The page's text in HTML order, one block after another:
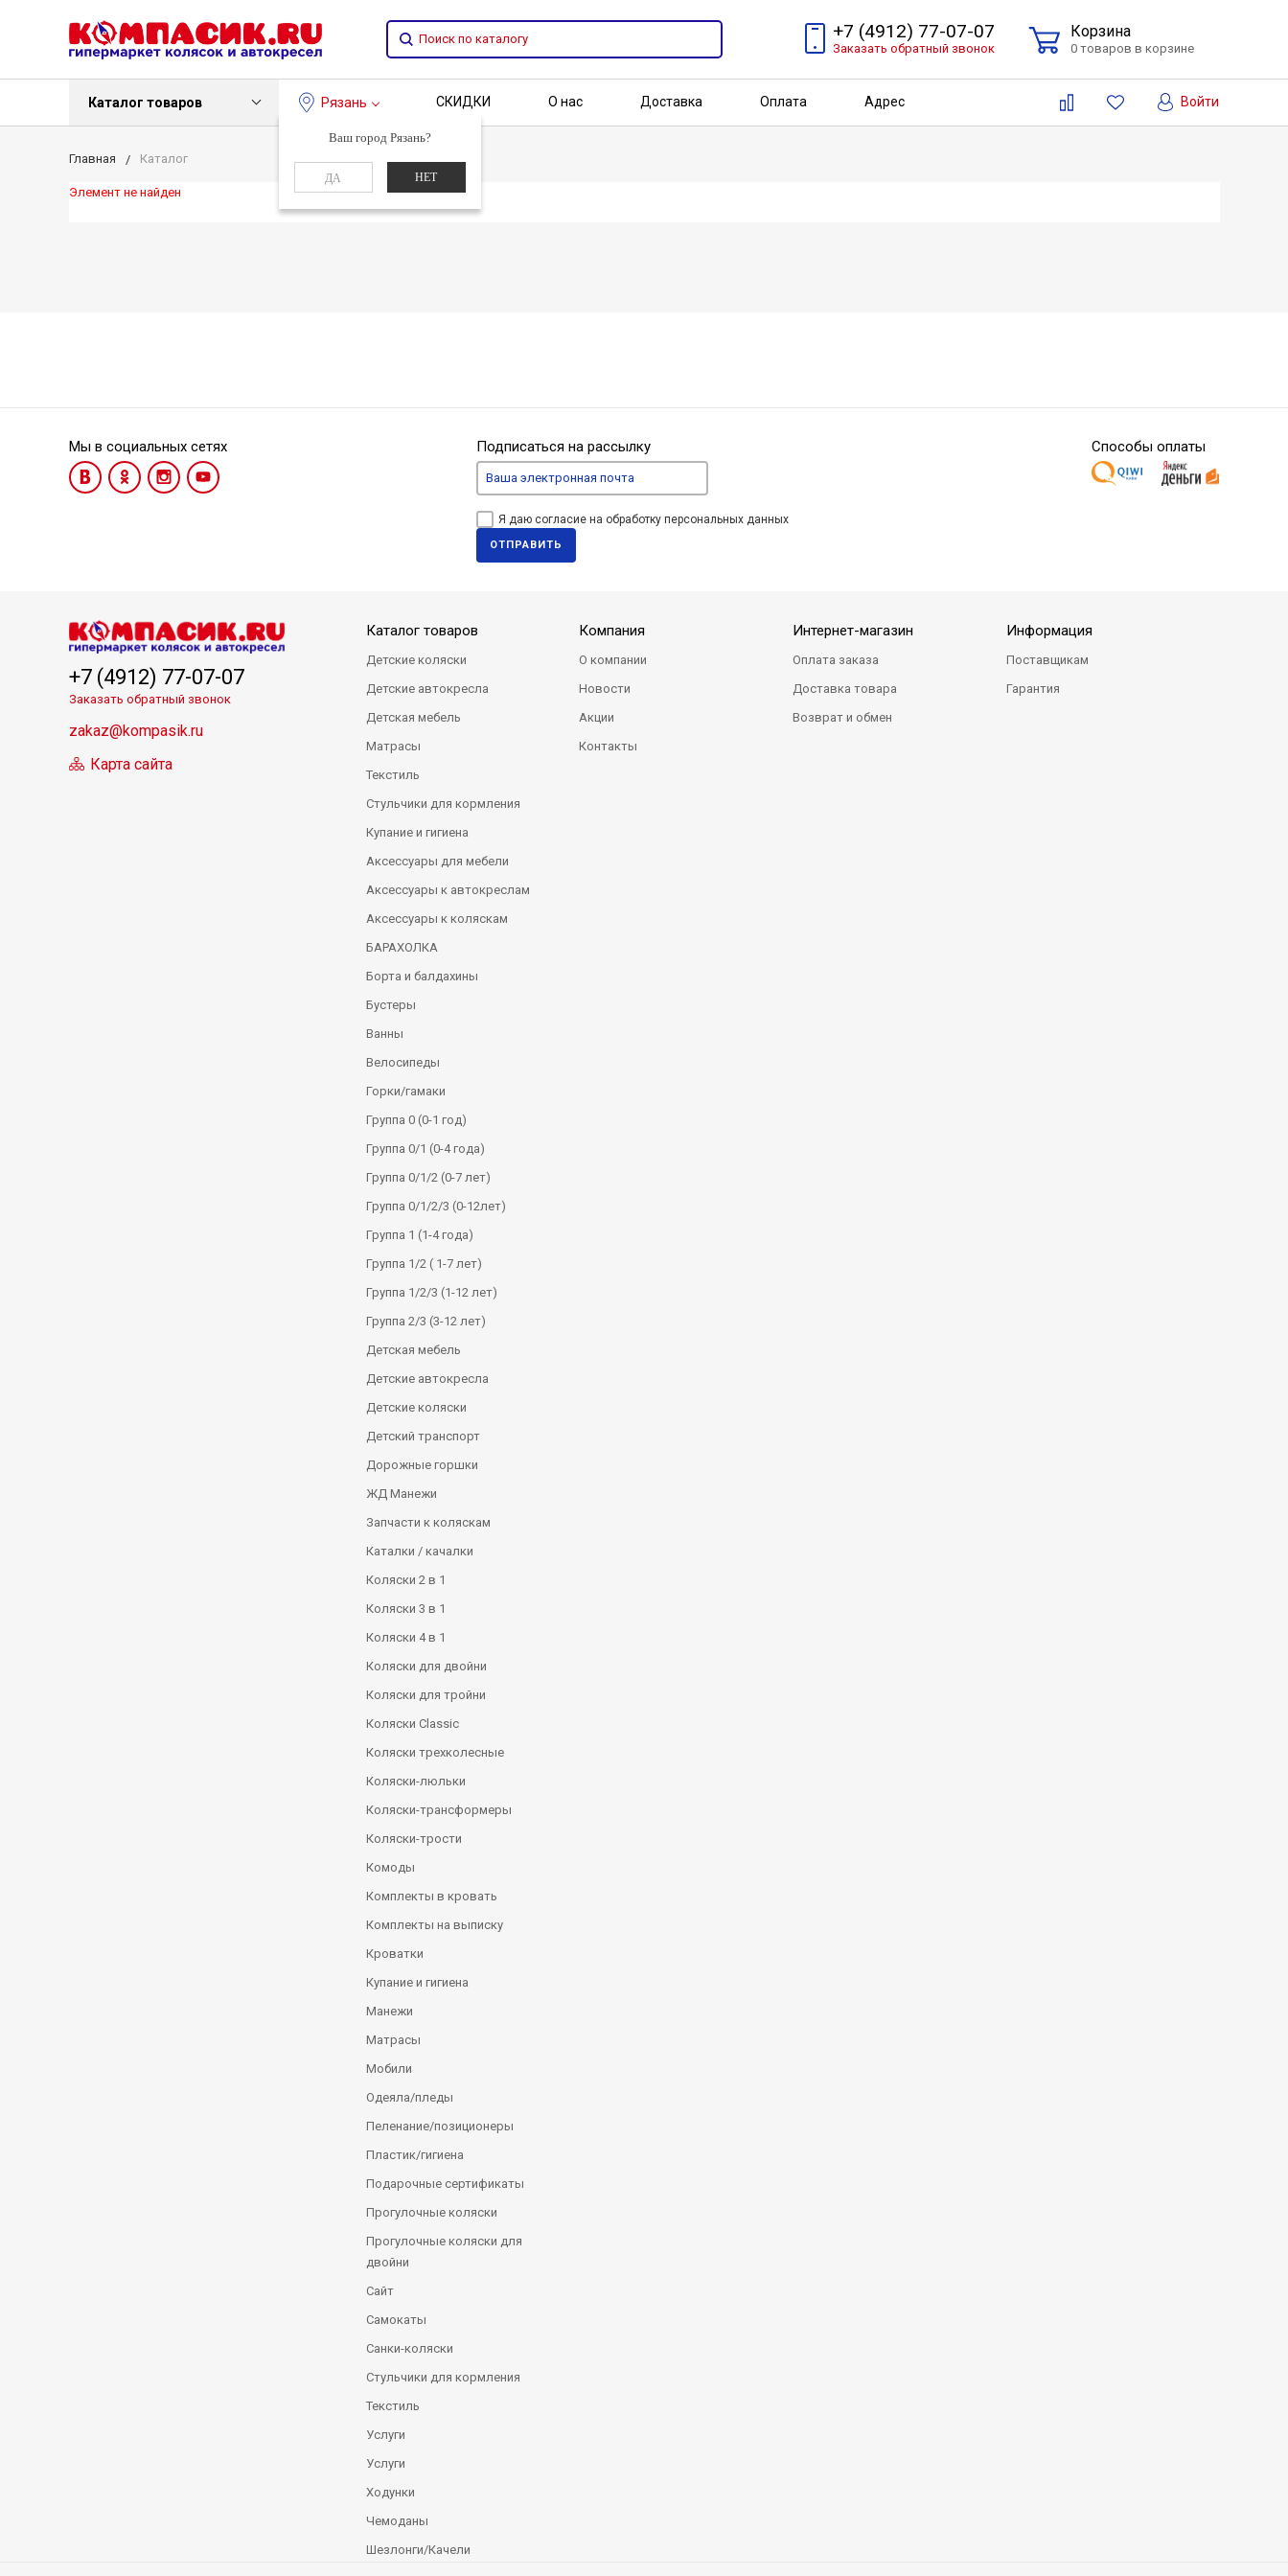
+7 (4912) 77-07-07
Заказать обратный звонок
Корзина
0 товаров в корзине
Каталог товаров Рязань
Ваш город Рязань?
ДА НЕТ
СКИДКИ О нас Доставка Оплата Адрес Войти
Главная Каталог
Элемент не найден
Мы в социальных сетях Подписаться на рассылку
Я даю согласие на обработку персональных данных
ОТПРАВИТЬ
Способы оплаты
+7 (4912) 77-07-07
Заказать обратный звонок
zakaz@kompasik.ru
Карта сайта
Каталог товаров
Детские коляски
Детские автокресла
Детская мебель
Матрасы
Текстиль
Стульчики для кормления
Купание и гигиена
Аксессуары для мебели
Аксессуары к автокреслам
Аксессуары к коляскам
БАРАХОЛКА
Борта и балдахины
Бустеры
Ванны
Велосипеды
Горки/гамаки
Группа 0 (0-1 год)
Группа 0/1 (0-4 года)
Группа 0/1/2 (0-7 лет)
Группа 0/1/2/3 (0-12лет)
Группа 1 (1-4 года)
Группа 1/2 ( 1-7 лет)
Группа 1/2/3 (1-12 лет)
Группа 2/3 (3-12 лет)
Детская мебель
Детские автокресла
Детские коляски
Детский транспорт
Дорожные горшки
ЖД Манежи
Запчасти к коляскам
Каталки / качалки
Коляски 2 в 1
Коляски 3 в 1
Коляски 4 в 1
Коляски для двойни
Коляски для тройни
Коляски Сlassic
Коляски трехколесные
Коляски-люльки
Коляски-трансформеры
Коляски-трости
Комоды
Комплекты в кровать
Комплекты на выписку
Кроватки
Купание и гигиена
Манежи
Матрасы
Мобили
Одеяла/пледы
Пеленание/позиционеры
Пластик/гигиена
Подарочные сертификаты
Прогулочные коляски
Прогулочные коляски для
двойни
Сайт
Самокаты
Санки-коляски
Стульчики для кормления
Текстиль
Услуги
Услуги
Ходунки
Чемоданы
Шезлонги/Качели
Компания
О компании
Новости
Акции
Контакты
Интернет-магазин
Оплата заказа
Доставка товара
Возврат и обмен
Информация
Поставщикам
Гарантия